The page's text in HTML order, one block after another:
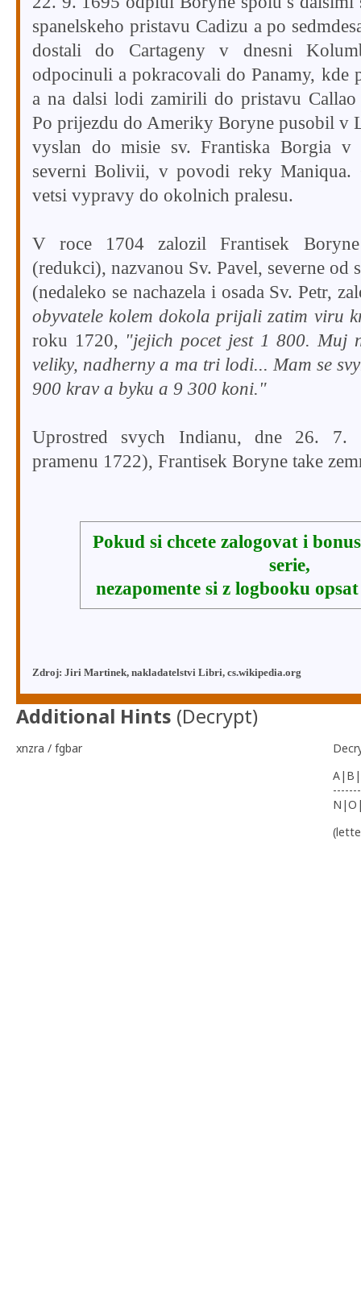
spanelskeho pristavu Cadizu a po
dostali do Cartageny v dnesni
odpocinuli a pokracovali do Panamy,
a na dalsi lodi zamirili do pristavu Callao
Po prijezdu do Ameriky Boryne pusobil v
vyslan do misie sv. Frantiska Borgia
severni Bolivii, v povodi reky Maniqua.
vetsi vypravy do okolnich pralesu.
V roce 1704 zalozil Frantisek
(redukci), nazvanou Sv. Pavel, severne od
(nedaleko se nachazela i osada Sv. Petr,
obyvatele kolem dokola prijali zatim viru
roku 1720, "jejich pocet jest 1 800. Muj
veliky, nadherny a ma tri lodi... Mam se
900 krav a byku a 9 300 koni."
Uprostred svych Indianu, dne 26. 7.
pramenu 1722), Frantisek Boryne take
Pokud si chcete zalogovat i
serie,
nezapomente si z logbooku
Zdroj: Jiri Martinek, nakladatelstvi Libri, cs.wikipedia.org
Additional Hints (Decrypt)
xnzra / fgbar